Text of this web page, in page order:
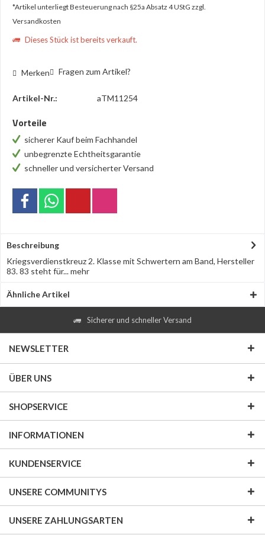
*Artikel unterliegt Besteuerung nach §25a Absatz 4 UStG zzgl.
Versandkosten
Dieses Stück ist bereits verkauft.
Merken Fragen zum Artikel?
Artikel-Nr.: aTM11254
Vorteile
sicherer Kauf beim Fachhandel
unbegrenzte Echtheitsgarantie
schneller und versicherter Versand
Beschreibung
Kriegsverdienstkreuz 2. Klasse mit Schwertern am Band, Hersteller
83. 83 steht für...mehr
Ähnliche Artikel
Sicherer und schneller Versand
NEWSLETTER
ÜBER UNS
SHOPSERVICE
INFORMATIONEN
KUNDENSERVICE
UNSERE COMMUNITYS
UNSERE ZAHLUNGSARTEN